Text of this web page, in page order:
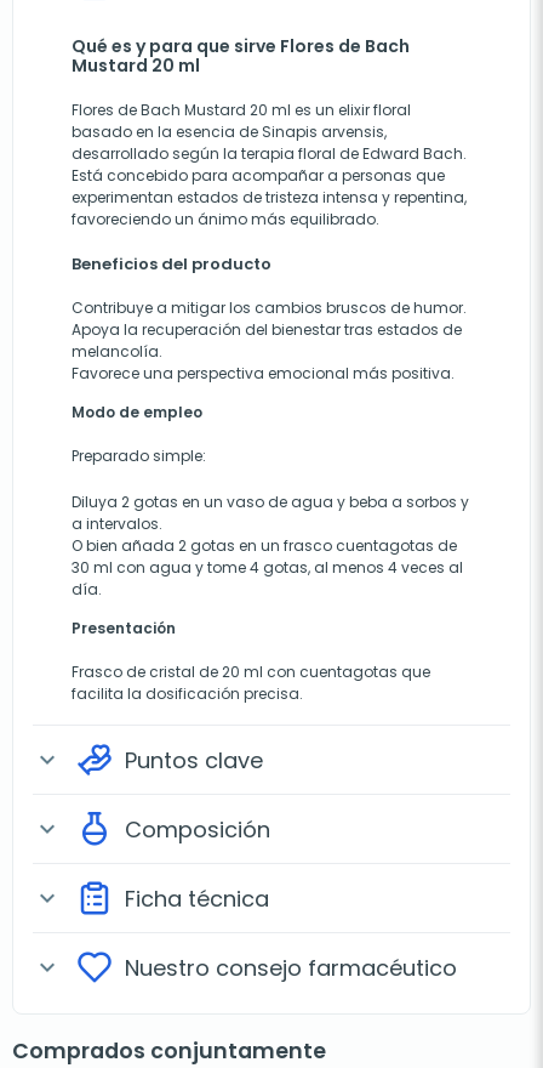
Qué es y para que sirve Flores de Bach
Mustard 20 ml
Flores de Bach Mustard 20 ml es un elixir floral
basado en la esencia de Sinapis arvensis,
desarrollado según la terapia floral de Edward Bach.
Está concebido para acompañar a personas que
experimentan estados de tristeza intensa y repentina,
favoreciendo un ánimo más equilibrado.
Beneficios del producto
Contribuye a mitigar los cambios bruscos de humor.
Apoya la recuperación del bienestar tras estados de
melancolía.
Favorece una perspectiva emocional más positiva.
Modo de empleo
Preparado simple:
Diluya 2 gotas en un vaso de agua y beba a sorbos y
a intervalos.
O bien añada 2 gotas en un frasco cuentagotas de
30 ml con agua y tome 4 gotas, al menos 4 veces al
día.
Presentación
Frasco de cristal de 20 ml con cuentagotas que
facilita la dosificación precisa.
expand_more Puntos clave
expand_more Composición
expand_more Ficha técnica
expand_more Nuestro consejo farmacéutico
Comprados conjuntamente